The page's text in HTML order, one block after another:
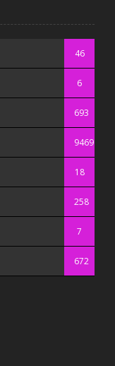
46
6
693
9469
18
258
7
672